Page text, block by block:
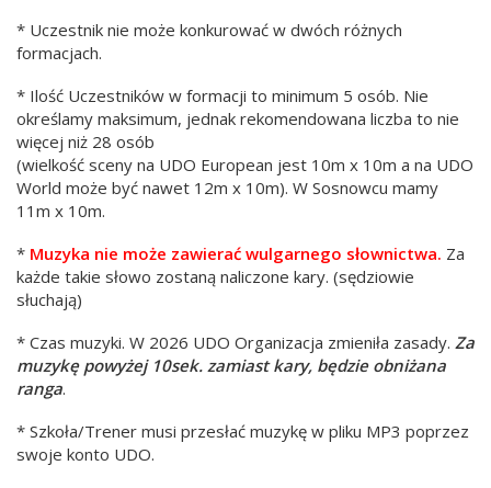
* Uczestnik nie może konkurować w dwóch różnych
formacjach.
* Ilość Uczestników w formacji to minimum 5 osób. Nie
określamy maksimum, jednak rekomendowana liczba to nie
więcej niż 28 osób
(wielkość sceny na UDO European jest 10m x 10m a na UDO
World może być nawet 12m x 10m). W Sosnowcu mamy
11m x 10m.
* Muzyka nie może zawierać wulgarnego słownictwa. Za
każde takie słowo zostaną naliczone kary. (sędziowie
słuchają)
* Czas muzyki. W 2026 UDO Organizacja zmieniła zasady. Za
muzykę powyżej 10sek. zamiast kary, będzie obniżana
ranga.
* Szkoła/Trener musi przesłać muzykę w pliku MP3 poprzez
swoje konto UDO.